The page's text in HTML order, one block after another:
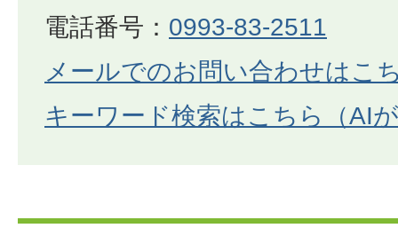
電話番号： 0993-83-2511
メールでのお問い合わせはこ
キーワード検索はこちら（AI